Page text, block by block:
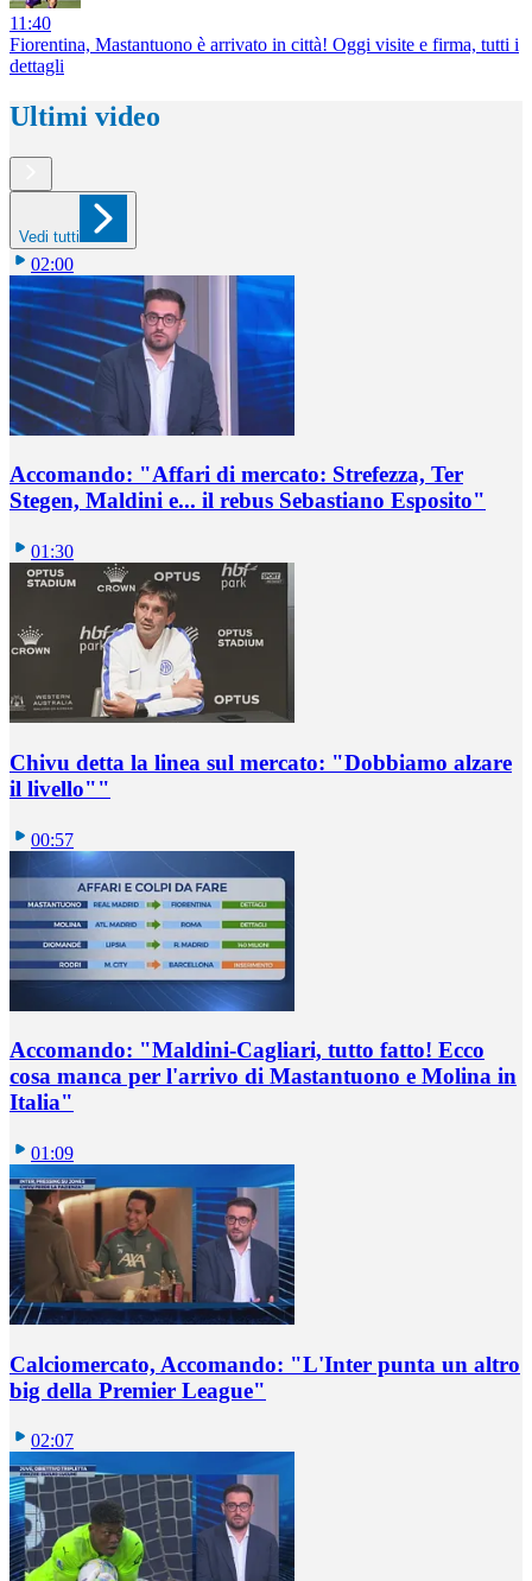
11:40
Fiorentina, Mastantuono è arrivato in città! Oggi visite e firma, tutti i
dettagli
Ultimi video
Vedi tutti
02:00
Accomando: "Affari di mercato: Strefezza, Ter
Stegen, Maldini e... il rebus Sebastiano Esposito"
01:30
Chivu detta la linea sul mercato: "Dobbiamo alzare
il livello""
00:57
Accomando: "Maldini-Cagliari, tutto fatto! Ecco
cosa manca per l'arrivo di Mastantuono e Molina in
Italia"
01:09
Calciomercato, Accomando: "L'Inter punta un altro
big della Premier League"
02:07